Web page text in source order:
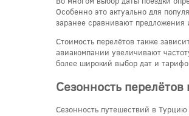
Особенно это актуально для
заранее сравнивают
Стоимость перелётов также
авиакомпании увеличивают
более широкий выбор дат и
Сезонность
Сезонность путешествий в